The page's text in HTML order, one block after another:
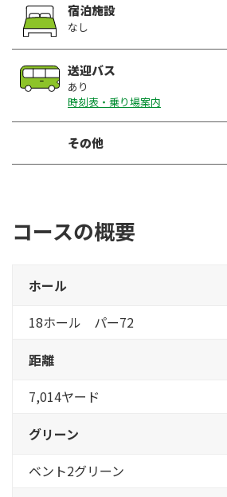
宿泊施設
なし
送迎バス
あり
時刻表・乗り場案内
その他
コースの概要
ホール
18ホール パー72
距離
7,014ヤード
グリーン
ベント2グリーン